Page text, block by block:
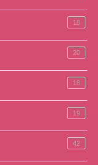
18
20
18
19
42